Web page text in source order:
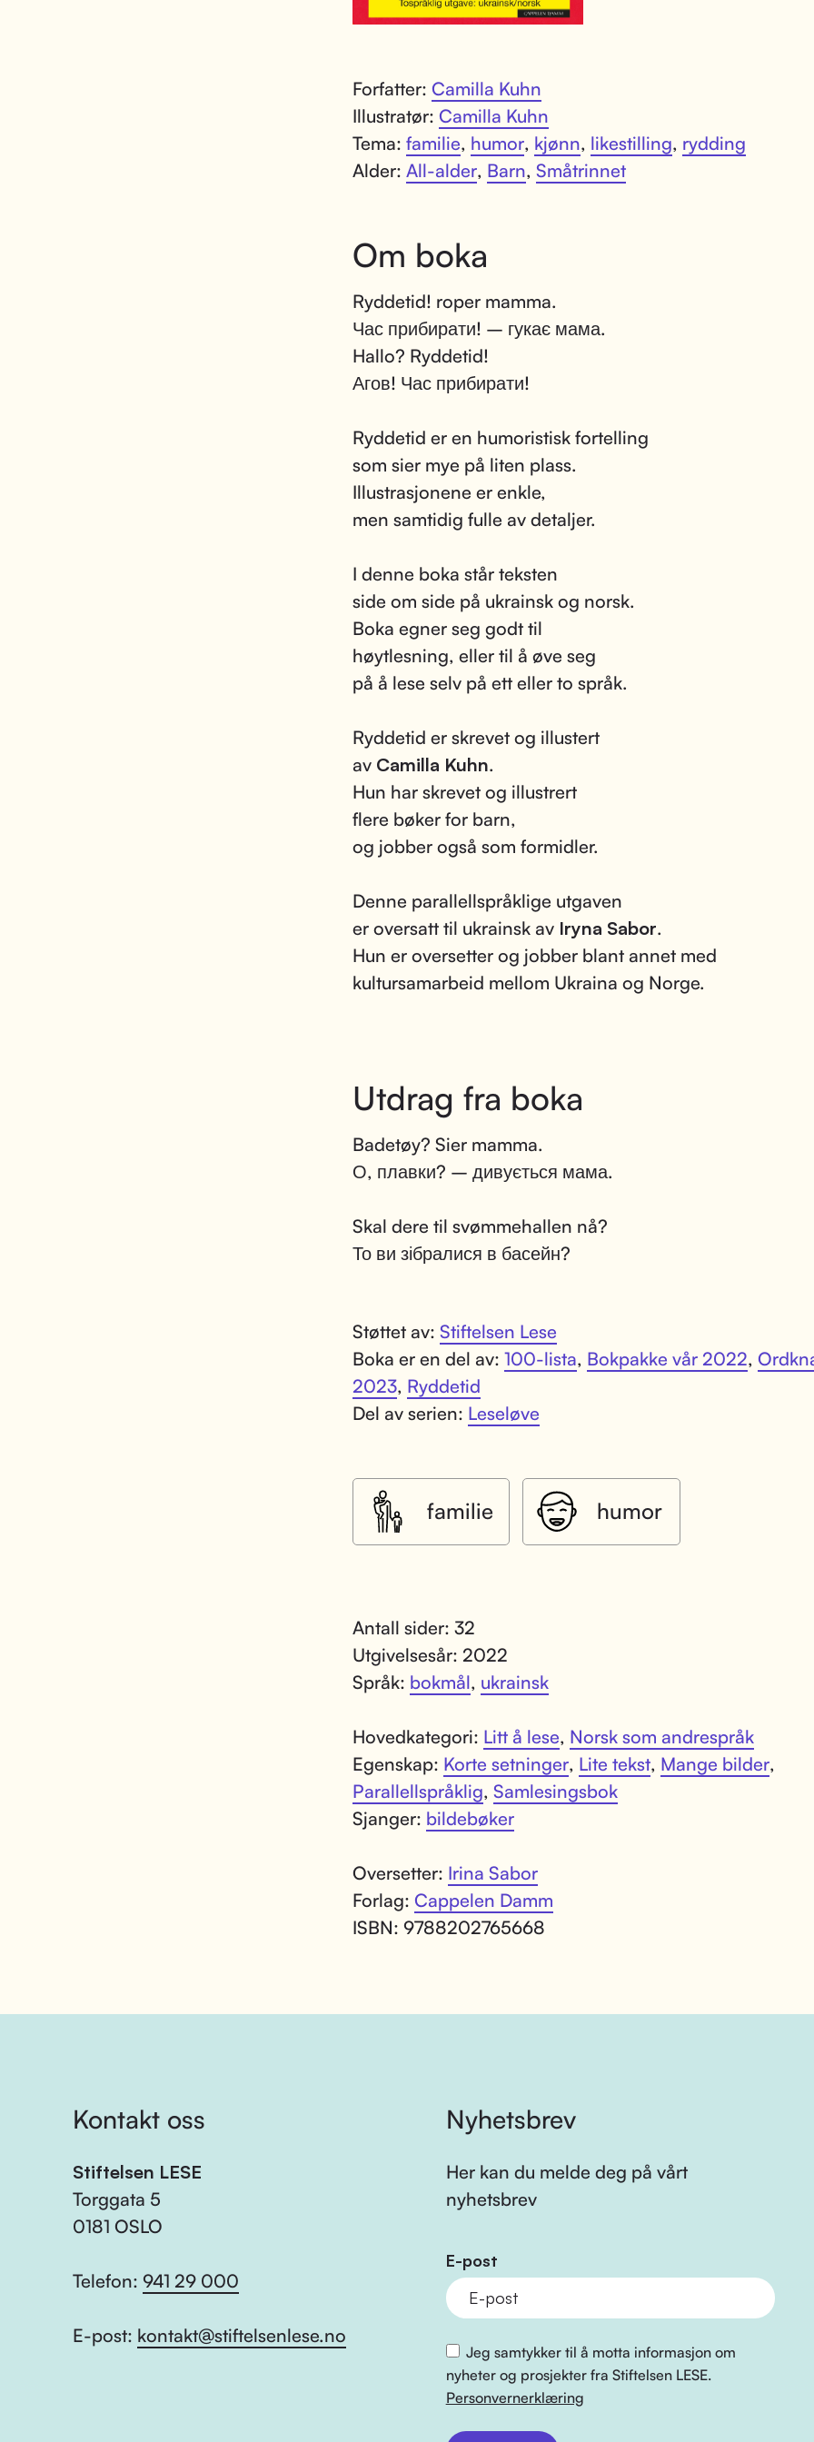
Forfatter: Camilla Kuhn
Illustratør: Camilla Kuhn
Tema: familie, humor, kjønn, likestilling, rydding
Alder: All-alder, Barn, Småtrinnet
Om boka
Ryddetid! roper mamma.
Час прибирати! – гукає мама.
Hallo? Ryddetid!
Агов! Час прибирати!
Ryddetid er en humoristisk fortelling
som sier mye på liten plass.
Illustrasjonene er enkle,
men samtidig fulle av detaljer.
I denne boka står teksten
side om side på ukrainsk og norsk.
Boka egner seg godt til
høytlesning, eller til å øve seg
på å lese selv på ett eller to språk.
Ryddetid er skrevet og illustert
av Camilla Kuhn.
Hun har skrevet og illustrert
flere bøker for barn,
og jobber også som formidler.
Denne parallellspråklige utgaven
er oversatt til ukrainsk av Iryna Sabor.
Hun er oversetter og jobber blant annet med
kultursamarbeid mellom Ukraina og Norge.
Utdrag fra boka
Badetøy? Sier mamma.
О, плавки? – дивується мама.
Skal dere til svømmehallen nå?
То ви зібралися в басейн?
Støttet av: Stiftelsen Lese
Boka er en del av: 100-lista, Bokpakke vår 2022,
2023, Ryddetid
Del av serien: Leseløve
familie humor
Antall sider: 32
Utgivelsesår: 2022
Språk: bokmål, ukrainsk
Hovedkategori: Litt å lese, Norsk som andrespråk
Egenskap: Korte setninger, Lite tekst, Mange bilder,
Parallellspråklig, Samlesingsbok
Sjanger: bildebøker
Oversetter: Irina Sabor
Forlag: Cappelen Damm
ISBN: 9788202765668
Kontakt oss
Stiftelsen LESE
Torggata 5
0181 OSLO
Telefon: 941 29 000
E-post: kontakt@stiftelsenlese.no
Nyhetsbrev
Her kan du melde deg på vårt
nyhetsbrev
E-post
Jeg samtykker til å motta informasjon om
nyheter og prosjekter fra Stiftelsen LESE.
Personvernerklæring